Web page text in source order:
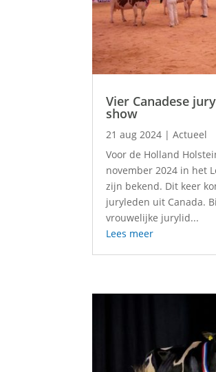
Vier Canadese
show
21 aug 2024 |Actueel
Voor de Holland
november 2024 in het
zijn bekend. Dit keer
juryleden uit Canada.
vrouwelijke jurylid...
Lees meer